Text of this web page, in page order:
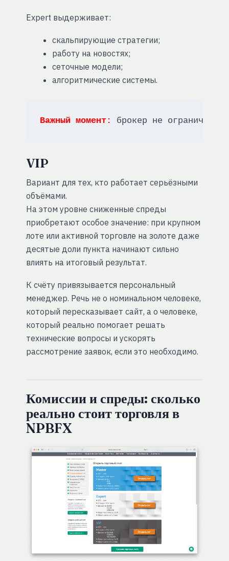
Expert выдерживает:
скальпирующие стратегии;
работу на новостях;
сеточные модели;
алгоритмические системы.
Важный момент: брокер не
VIP
Вариант для тех, кто работает серьёзными
объёмами.
На этом уровне сниженные спреды
приобретают особое значение: при крупном
лоте или активной торговле на золоте даже
десятые доли пункта начинают сильно
влиять на итоговый результат.
К счёту привязывается персональный
менеджер. Речь не о номинальном человеке,
который пересказывает сайт, а о человеке,
который реально помогает решать
технические вопросы и ускорять
рассмотрение заявок, если это необходимо.
Комиссии и спреды: сколько
реально стоит торговля в
NPBFX